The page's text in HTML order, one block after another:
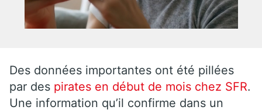
Des données importantes ont été pillées
par des pirates en début de mois chez SFR.
Une information qu’il confirme dans un